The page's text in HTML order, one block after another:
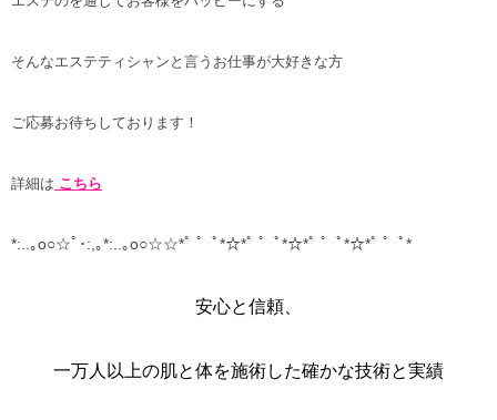
そんなエステティシャンと言うお仕事が大好きな方
ご応募お待ちしております！
詳細は こちら
*:..｡o○☆ﾟ･:,｡*:..｡o○☆☆*ﾟ ゜ﾟ*☆*ﾟ ゜ﾟ*☆*ﾟ ゜ﾟ*☆*ﾟ ゜ﾟ*
安心と信頼、
一万人以上の肌と体を施術した確かな技術と実績